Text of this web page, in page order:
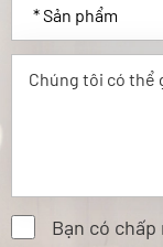
Bạn có